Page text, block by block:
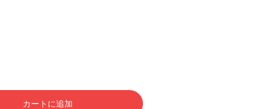
カートに追加